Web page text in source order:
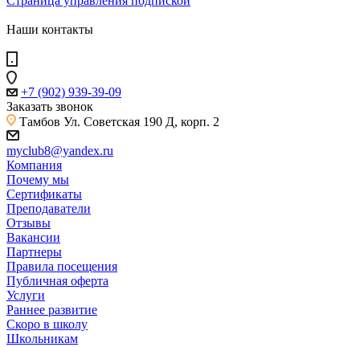
Наши контакты
+7 (902) 939-39-09
Заказать звонок
Тамбов Ул. Советская 190 Д, корп. 2
myclub8@yandex.ru
Компания
Почему мы
Сертификаты
Преподаватели
Отзывы
Вакансии
Партнеры
Правила посещения
Публичная оферта
Услуги
Раннее развитие
Скоро в школу
Школьникам